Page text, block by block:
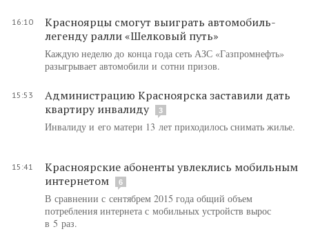
16:10
Красноярцы смогут выиграть автомобиль-
легенду ралли «Шелковый путь»
Каждую неделю до конца года сеть АЗС «Газпромнефть»
разыгрывает автомобили и сотни призов.
15:53
Администрацию Красноярска заставили дать
квартиру инвалиду
3
Инвалиду и его матери 13 лет приходилось снимать жилье.
15:41
Красноярские абоненты увлеклись мобильным
интернетом
6
В сравнении с сентябрем 2015 года общий объем
потребления интернета с мобильных устройств вырос
в 5 раз.